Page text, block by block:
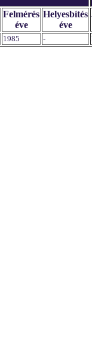
Felmérés
éve
Helyesbítés
éve
1985 -